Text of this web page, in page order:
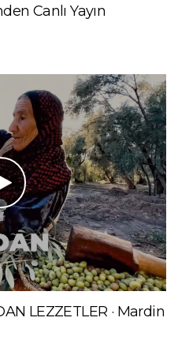
Canlı Yayın
LEZZETLER · Mardin